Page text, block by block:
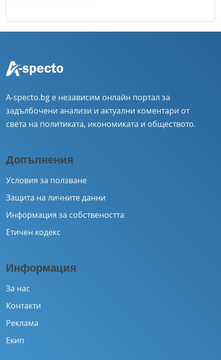
A-specto.bg е независим онлайн портал за
задълбочени анализи и актуални коментари от
света на политиката, икономиката и обществото.
Допълнения
Условия за ползване
Защита на личните данни
Информация за собствеността
Етичен кодекс
Информация
За нас
Контакти
Реклама
Екип